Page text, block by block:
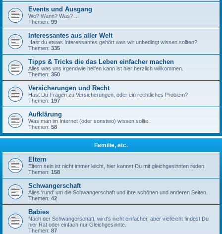
Events und Ausgang
Wo? Wann? Was? ...
Themen: 99
Interessantes aus aller Welt
Hast du etwas Interessantes gehört was wir unbedingt wissen sollten?
Themen: 335
Tipps & Tricks die das Leben einfacher machen
Alles was uns irgendwie helfen kann ist hier herzlich willkommen.
Themen: 350
Versicherungen und Recht
Hast Du Fragen zu Versicherungen, oder ein rechtliches Problem?
Themen: 197
Aufklärung
Was man im Internet (oder sonstwo) wissen sollte.
Themen: 58
Familie, etc.
Eltern
Eltern sein ist nicht immer leicht, hier kannst Du mit gleichgesinnten reden.
Themen: 158
Schwangerschaft
Alles 'rund' um die Schwangerschaft und ihre schönen und anderen Seiten.
Themen: 42
Babies
Nach der Schwangerschaft, wird's nicht einfacher, aber vielleicht findest Du
hier Rat oder einfach nur Gleichgesinnte.
Themen: 87